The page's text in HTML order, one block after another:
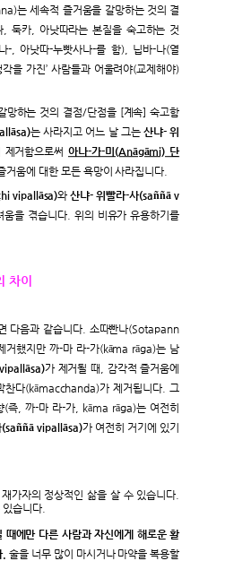
는 세속적 즐거움을 갈망하는 것의 결
둑카, 아낫따라는 본질을 숙고하는 것
-, 아낫따-누빳사나-를 함), 닙바-나(열
을 가진’ 사람들과 어울려야(교제해야)
망하는 것의 결점/단점을 [계속] 숙고함
는 사라지고 어느 날 그는산냐- 위
거함으로써 아나-가-미(Anāgāmi) 단
거움에 대한 모든 욕망이 사라집니다.
vipallāsa)와산냐- 위빨라-사(saññā v
을 겪습니다. 위의 비유가 유용하기를
차이
다음과 같습니다. 소따빤나(Sotapann
했지만 까-마 라-가(kāma rāga)는 남
가 제거될 때, 감각적 즐거움에
찬다(kāmacchanda)가 제거됩니다. 그
(즉, 까-마 라-가, kāma rāga)는 여전히
(saññā vipallāsa)가 여전히 거기에 있기
가자의 정상적인 삶을 살 수 있습니다.
습니다.
에만 다른 사람과 자신에게 해로운 활
술을 너무 많이 마시거나 마약을 복용할